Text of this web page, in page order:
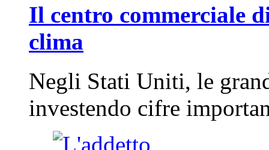
Il centro commerciale
clima
Negli Stati Uniti, le
investendo cifre